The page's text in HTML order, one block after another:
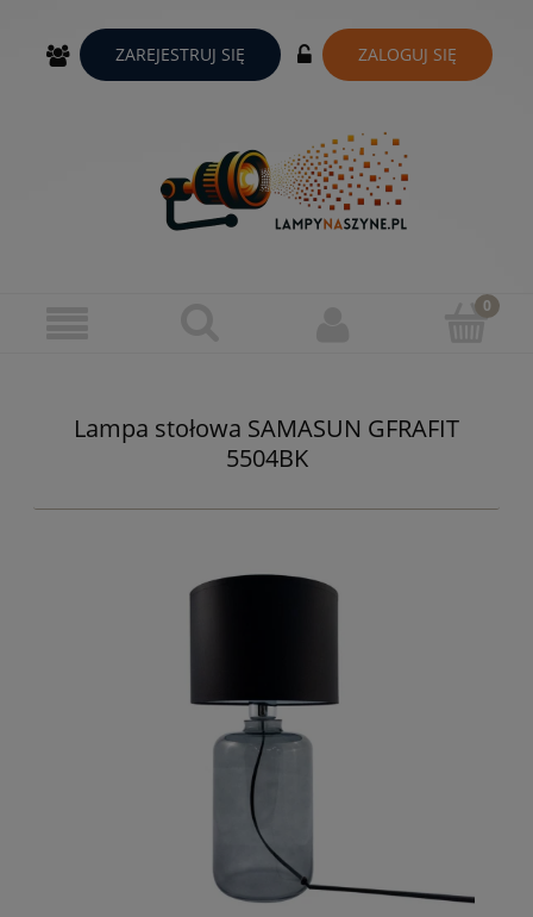
ZAREJESTRUJ SIĘ ZALOGUJ SIĘ
Lampa stołowa SAMASUN GFRAFIT
5504BK